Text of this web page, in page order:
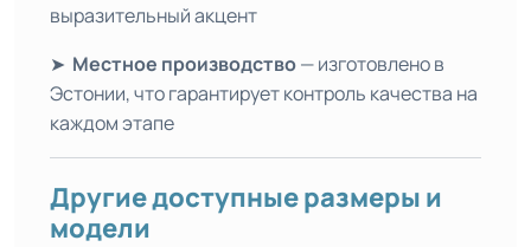
выразительный акцент
➤ Местное производство— изготовлено в
Эстонии, что гарантирует контроль качества на
каждом этапе
Другие доступные размеры и
модели